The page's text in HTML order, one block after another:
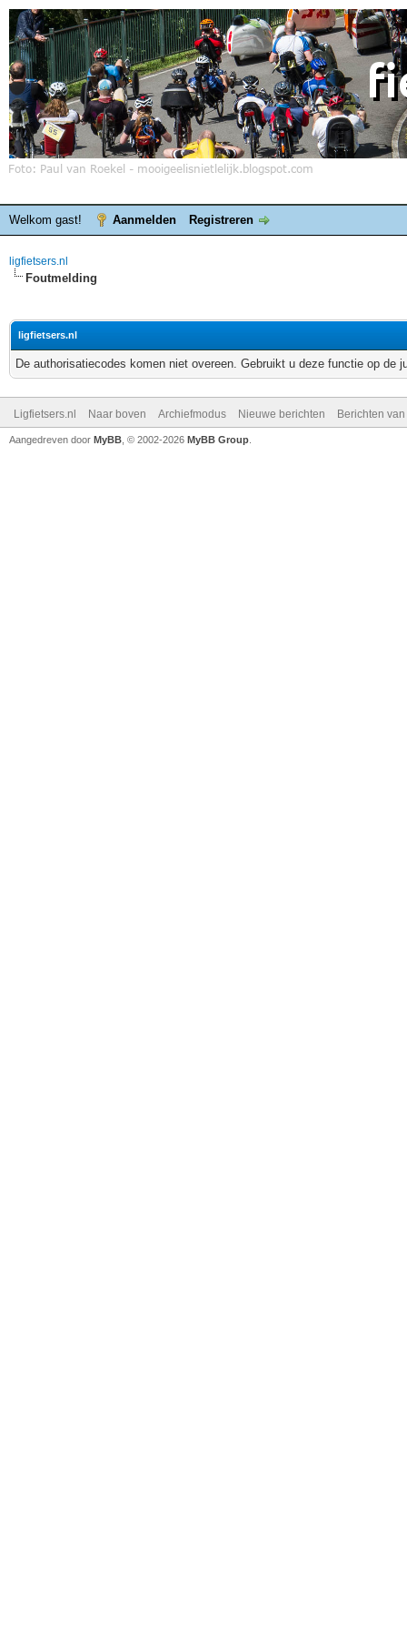
Welkom gast! Aanmelden Registreren
ligfietsers.nl
Foutmelding
ligfietsers.nl
De authorisatiecodes komen niet overeen. Gebruikt u deze functie op de
Ligfietsers.nl Naar boven Archiefmodus Nieuwe berichten Berichten
Aangedreven door MyBB , © 2002-2026 MyBB Group